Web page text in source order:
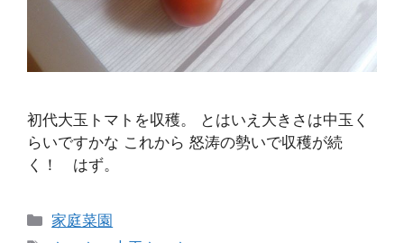
初代大玉トマトを収穫。 とはいえ大きさは中玉く
らいですかな これから 怒涛の勢いで収穫が続
く！ はず。
カ
テ
家庭菜園